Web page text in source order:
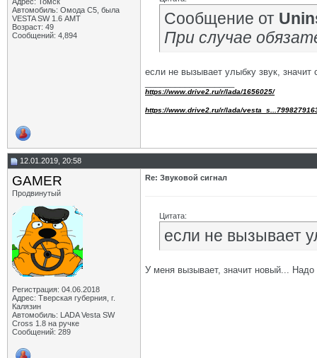
Автомобиль: Омода С5, была
VESTA SW 1.6 АМТ
Возраст: 49
Сообщений: 4,894
Сообщение от
При случае
если не вызывает улыбку звук, значит
https://www.drive2.ru/r/lada/1656025/
https://www.drive2.ru/r/lada/
12.01.2019, 20:58
GAMER
Продвинутый
Регистрация: 04.06.2018
Адрес: Тверская губерния, г.
Калязин
Автомобиль: LADA Vesta SW
Cross 1.8 на ручке
Сообщений: 289
Re: Звуковой сигнал
Цитата:
если не вызывает
У меня вызывает, значит новый...